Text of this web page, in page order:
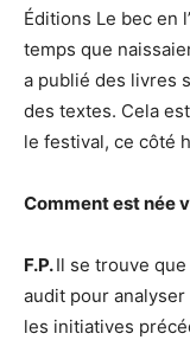
Éditions Le bec en
temps que
a publié des livres
des textes. Cela
le festival, ce côté
Comment est née
F.P.Il se trouve
audit pour
les initiatives